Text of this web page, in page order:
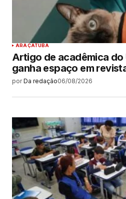
ARAÇATUBA
Artigo de acadêmica do
ganha espaço em
por Da redação06/08/2026